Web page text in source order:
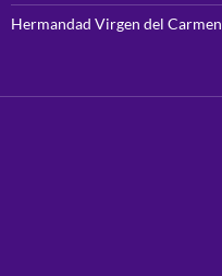
Hermandad Virgen del Carmen